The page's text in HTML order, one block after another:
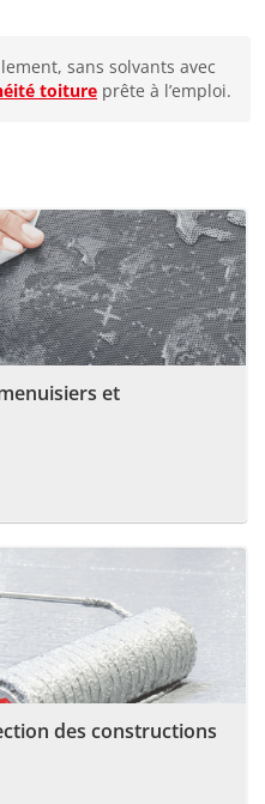
sans solvants avec
toiture prête à l’emploi.
et
des constructions